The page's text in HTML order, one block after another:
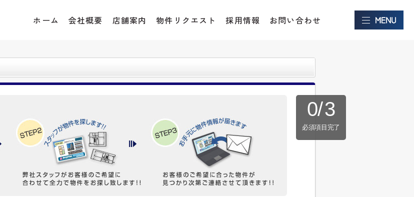
ホーム 会社概要 店舗案内 物件リクエスト 採用情報 お問い合わせ
0/3
必須項目完了